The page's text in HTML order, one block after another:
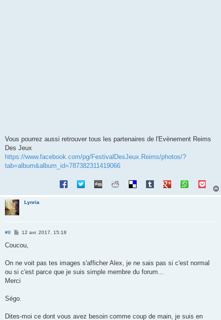
Vous pourrez aussi retrouver tous les partenaires de l'Evènement Reims
Des Jeux
https://www.facebook.com/pg/FestivalDesJeux.Reims/photos/?
tab=album&album_id=787382311419066
Lynria
#8
M
s
g
12 avr. 2017, 15:18
Coucou,
On ne voit pas tes images s'afficher Alex, je ne sais pas si c'est normal
ou si c'est parce que je suis simple membre du forum...
Merci
Ségo.
Dites-moi ce dont vous avez besoin comme coup de main, je suis en